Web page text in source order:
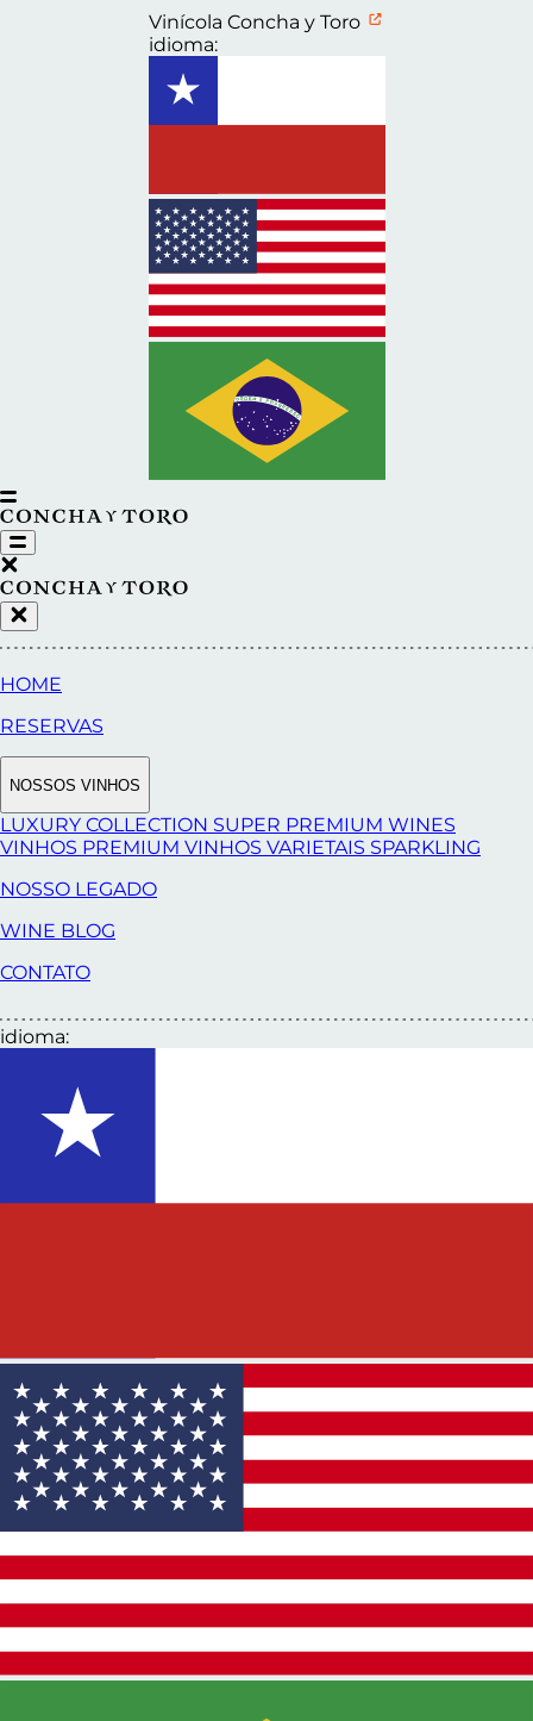
Vinícola Concha y Toro
idioma:
HOME
RESERVAS
NOSSOS VINHOS
LUXURY COLLECTION SUPER PREMIUM WINES
VINHOS PREMIUM VINHOS VARIETAIS SPARKLING
NOSSO LEGADO
WINE BLOG
CONTATO
idioma: